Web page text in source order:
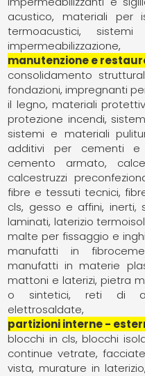
acustico
materiali per
termoacustici
impermeabilizzazione
manutenzione e
consolidamento
fondazioni impregnanti
il legno materiali
protezione incendi
sistemi e materiali
additivi per cementi e
cemento armato
calcestruzzi
fibre e tessuti tecnici
cls gesso e affini inerti,
laminati laterizio
malte per fissaggio e
manufatti in
manufatti in materie
mattoni e laterizi pietra
o sintetici
reti di
elettrosaldate
partizioni interne -
blocchi in cls blocchi
continue vetrate
vista murature in laterizio